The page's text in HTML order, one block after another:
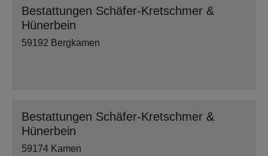
Bestattungen Schäfer-Kretschmer &
Hünerbein
59192 Bergkamen
Bestattungen Schäfer-Kretschmer &
Hünerbein
59174 Kamen